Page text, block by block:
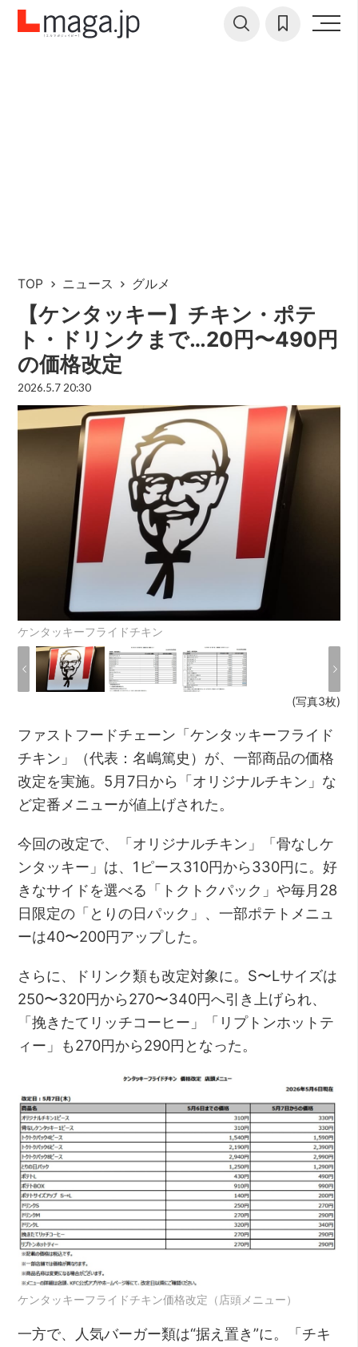
TOP ニュース グルメ
【ケンタッキー】チキン・ポテ
ト・ドリンクまで…20円〜490円
の価格改定
2026.5.7 20:30
ケンタッキーフライドチキン
(写真3枚)
ファストフードチェーン「ケンタッキーフライド
チキン」（代表：名嶋篤史）が、一部商品の価格
改定を実施。5月7日から「オリジナルチキン」な
ど定番メニューが値上げされた。
今回の改定で、「オリジナルチキン」「骨なしケ
ンタッキー」は、1ピース310円から330円に。好
きなサイドを選べる「トクトクパック」や毎月28
日限定の「とりの日パック」、一部ポテトメニュ
ーは40〜200円アップした。
さらに、ドリンク類も改定対象に。S〜Lサイズは
250〜320円から270〜340円へ引き上げられ、
「挽きたてリッチコーヒー」「リプトンホットテ
ィー」も270円から290円となった。
ケンタッキーフライドチキン価格改定（店頭メニュー）
一方で、人気バーガー類は“据え置き”に。「チキ